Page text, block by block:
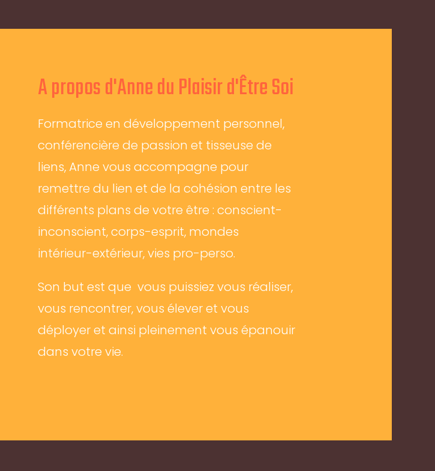
A propos d'Anne du Plaisir d'Être Soi
Formatrice en développement personnel,
conférencière de passion et tisseuse de
liens, Anne vous accompagne pour
remettre du lien et de la cohésion entre les
différents plans de votre être : conscient-
inconscient, corps-esprit, mondes
intérieur-extérieur, vies pro-perso.
Son but est que vous puissiez vous réaliser,
vous rencontrer, vous élever et vous
déployer et ainsi pleinement vous épanouir
dans votre vie.